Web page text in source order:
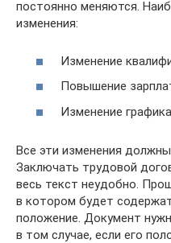
постоянно меняются.
изменения:
Изменение
Повышение
Изменение
Все эти изменения
Заключать трудовой
весь текст неудобно.
в котором будет
положение. Документ
в том случае, если его